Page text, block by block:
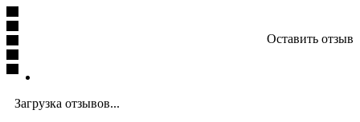
Оставить отзыв
Загрузка отзывов...